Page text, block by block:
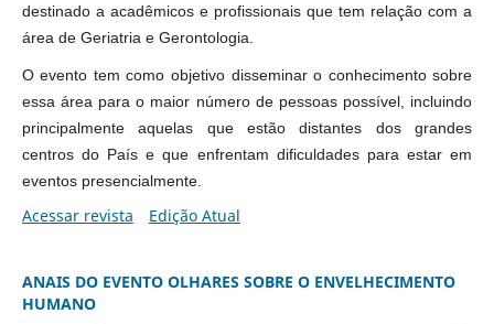
destinado a acadêmicos e profissionais que tem relação com a
área de Geriatria e Gerontologia.
O evento tem como objetivo disseminar o conhecimento sobre
essa área para o maior número de pessoas possível, incluindo
principalmente aquelas que estão distantes dos grandes
centros do País e que enfrentam dificuldades para estar em
eventos presencialmente.
Acessar revista Edição Atual
ANAIS DO EVENTO OLHARES SOBRE O ENVELHECIMENTO
HUMANO